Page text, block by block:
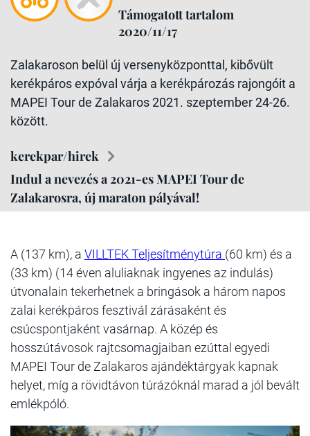
Támogatott tartalom
2020/11/17
Zalakaroson belül új versenyközponttal, kibővült
kerékpáros expóval várja a kerékpározás rajongóit a
MAPEI Tour de Zalakaros 2021. szeptember 24-26.
között.
kerekpar/hirek
Indul a nevezés a 2021-es MAPEI Tour de
Zalakarosra, új maraton pályával!
A (137 km), a VILLTEK Teljesítménytúra (60 km) és a
(33 km) (14 éven aluliaknak ingyenes az indulás)
útvonalain tekerhetnek a bringások a három napos
zalai kerékpáros fesztivál zárásaként és
csúcspontjaként vasárnap. A közép és
hosszútávosok rajtcsomagjaiban ezúttal egyedi
MAPEI Tour de Zalakaros ajándéktárgyak kapnak
helyet, míg a rövidtávon túrázóknál marad a jól bevált
emlékpóló.